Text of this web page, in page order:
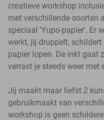
creatieve workshop
met verschillende soorten
speciaal 'Yupo-papier'. Er
werkt, jij druppelt,
papier lopen. De inkt gaat
verrast je steeds weer met
Jij maakt maar liefst 2
gebruikmaakt van
workshop is geen